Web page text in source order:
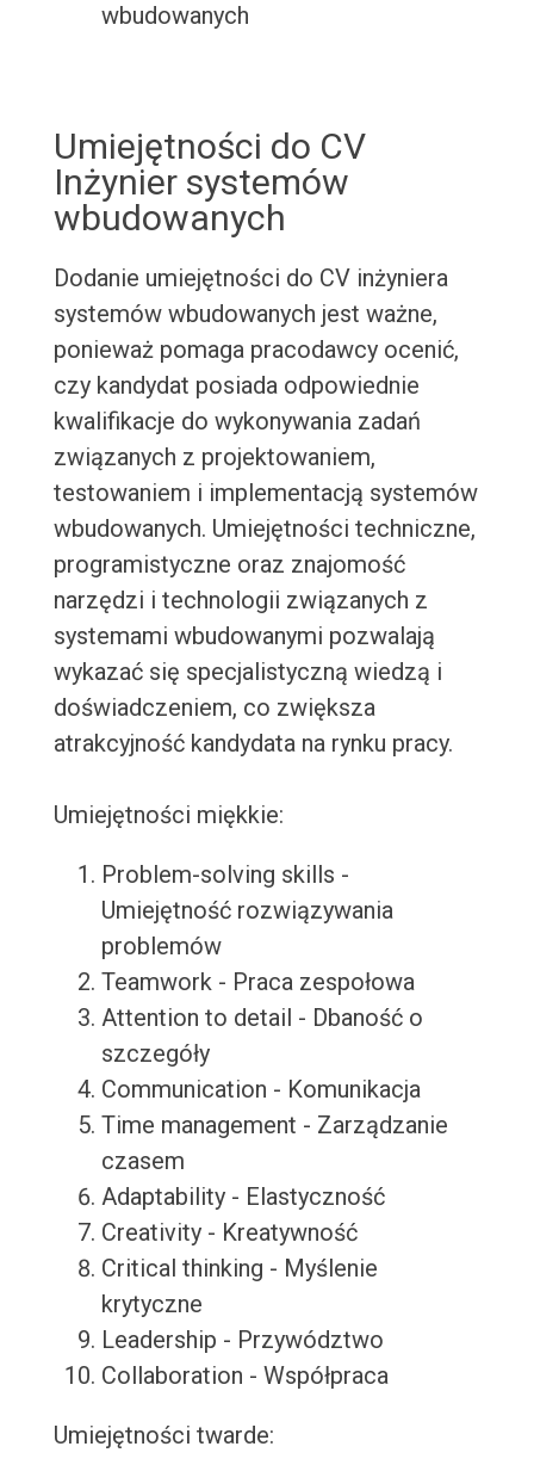
wbudowanych
Umiejętności do CV
Inżynier systemów
wbudowanych
Dodanie umiejętności do CV inżyniera
systemów wbudowanych jest ważne,
ponieważ pomaga pracodawcy ocenić,
czy kandydat posiada odpowiednie
kwalifikacje do wykonywania zadań
związanych z projektowaniem,
testowaniem i implementacją systemów
wbudowanych. Umiejętności techniczne,
programistyczne oraz znajomość
narzędzi i technologii związanych z
systemami wbudowanymi pozwalają
wykazać się specjalistyczną wiedzą i
doświadczeniem, co zwiększa
atrakcyjność kandydata na rynku pracy.
Umiejętności miękkie:
Problem-solving skills -
Umiejętność rozwiązywania
problemów
Teamwork - Praca zespołowa
Attention to detail - Dbaność o
szczegóły
Communication - Komunikacja
Time management - Zarządzanie
czasem
Adaptability - Elastyczność
Creativity - Kreatywność
Critical thinking - Myślenie
krytyczne
Leadership - Przywództwo
Collaboration - Współpraca
Umiejętności twarde: